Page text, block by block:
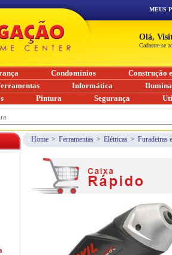
Home > Ferramentas > Elétricas > Furadeiras
MEUS
Olá,
Cadastre-se
Condomínios
Construção
Informática
Pintura Segurança